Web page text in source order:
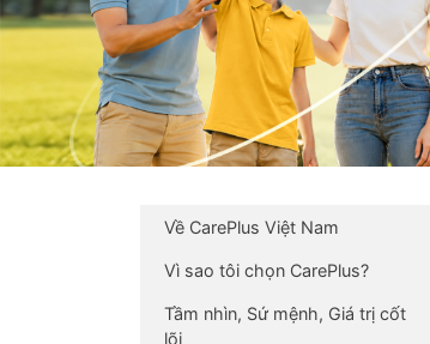
Về CarePlus Việt Nam
Vì sao tôi chọn CarePlus?
Tầm nhìn, Sứ mệnh, Giá trị cốt
lõi